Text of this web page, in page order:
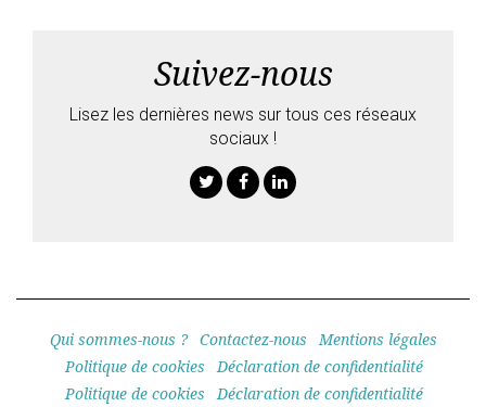
Suivez-nous
Lisez les dernières news sur tous ces réseaux
sociaux !
Qui sommes-nous ? Contactez-nous
Mentions légales
Politique de cookies
Déclaration de confidentialité
Politique de cookies
Déclaration de confidentialité